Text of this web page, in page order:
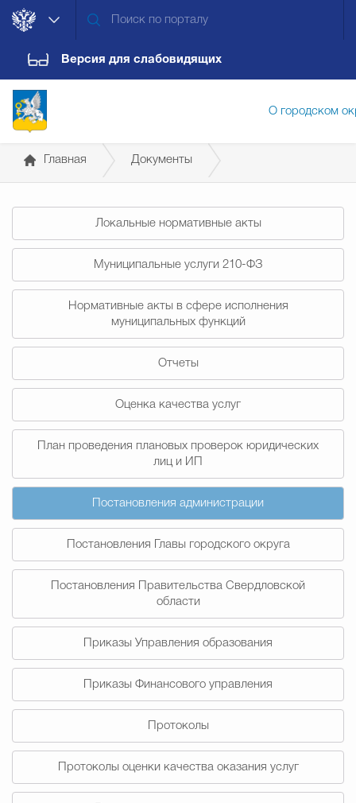
Версия для слабовидящих
О городском
Дума городского округа
Новости Обращения граждан
Противодействие
Муниципальные
Счётная палата Городского
Главная Документы
Локальные нормативные акты
Муниципальные услуги 210-ФЗ
Нормативные акты в сфере исполнения
муниципальных функций
Отчеты
Оценка качества услуг
План проведения плановых проверок юридических
лиц и ИП
Постановления администрации
Постановления Главы городского округа
Постановления Правительства Свердловской
области
Приказы Управления образования
Приказы Финансового управления
Протоколы
Протоколы оценки качества оказания услуг